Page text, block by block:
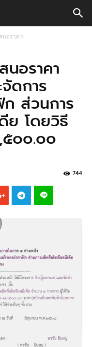
นอราคา
นอราคา
ดการ
ส่วนการ
ย โดยวิธี
๕๐๐.๐๐
744